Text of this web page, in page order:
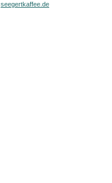
seegertkaffee.de